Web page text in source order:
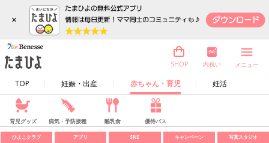
×
TOP 妊娠・出産 赤ちゃん・育児 妊活
SHOP 内祝い メニュー
育児グッズ 病気・予防接種 離乳食 優待パス
ひよこクラブ アプリ SNS キャンペーン 写真スタジオ